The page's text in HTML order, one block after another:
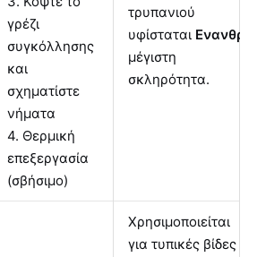
γρέζι
συγκόλλησης
και
σχηματίστε
νήματα
4. Θερμική
επεξεργασία
(σβήσιμο)
τρυπανιού
υφίσταται
μέγιστη
σκληρότητα.
Χρησιμοποιείται
για τυπικές βίδες